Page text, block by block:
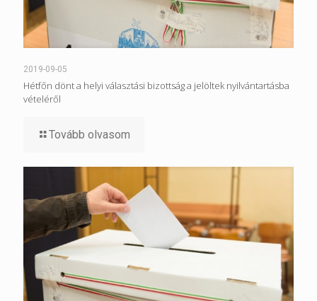
2019-09-05
Hétfőn dönt a helyi választási bizottság a jelöltek nyilvántartásba
vételéről
Tovább olvasom